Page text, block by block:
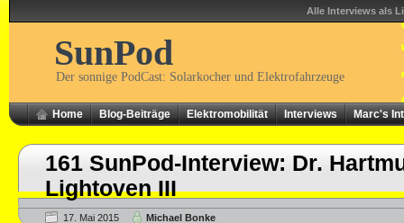
Alle Interviews als
SunPod
Der sonnige PodCast: Solarkocher und Elektrofahrzeuge
Home Blog-Beiträge Elektromobilität Interviews Marc's
161 SunPod-Interview: Dr.
Lightoven III
17. Mai 2015 Michael Bonke